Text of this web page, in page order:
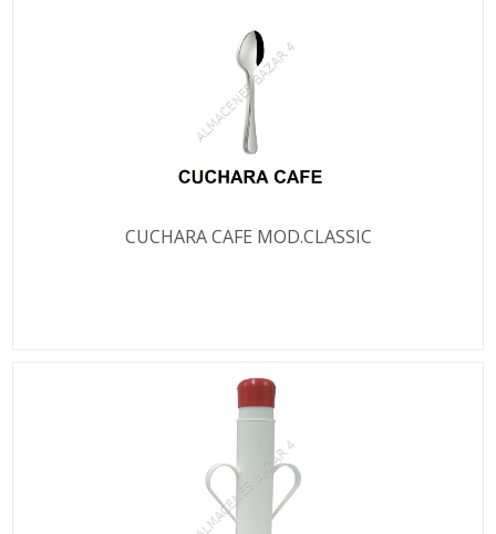
CUCHARA CAFE MOD.CLASSIC